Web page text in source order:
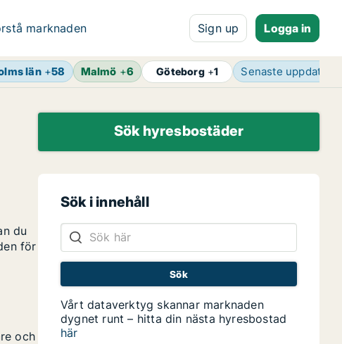
marknaden Sign up Logga in
län+58 Malmö +6 Göteborg+1 Senaste
du
för
och
Sök hyresbostäder
Sök i innehåll
Vårt dataverktyg skannar marknaden
dygnet runt – hitta din nästa hyresbostad
här